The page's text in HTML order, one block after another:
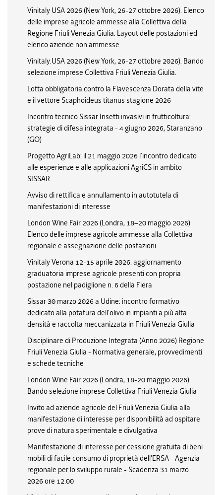
Vinitaly USA 2026 (New York, 26-27 ottobre 2026). Elenco
delle imprese agricole ammesse alla Collettiva della
Regione Friuli Venezia Giulia. Layout delle postazioni ed
elenco aziende non ammesse.
Vinitaly.USA 2026 (New York, 26-27 ottobre 2026). Bando
selezione imprese Collettiva Friuli Venezia Giulia.
Lotta obbligatoria contro la Flavescenza Dorata della vite
e il vettore Scaphoideus titanus stagione 2026
Incontro tecnico Sissar Insetti invasivi in frutticoltura:
strategie di difesa integrata - 4 giugno 2026, Staranzano
(GO)
Progetto AgriLab: il 21 maggio 2026 l’incontro dedicato
alle esperienze e alle applicazioni AgriCS in ambito
SISSAR
Avviso di rettifica e annullamento in autotutela di
manifestazioni di interesse
London Wine Fair 2026 (Londra, 18–20 maggio 2026)
Elenco delle imprese agricole ammesse alla Collettiva
regionale e assegnazione delle postazioni
Vinitaly Verona 12-15 aprile 2026: aggiornamento
graduatoria imprese agricole presenti con propria
postazione nel padiglione n. 6 della Fiera
Sissar 30 marzo 2026 a Udine: incontro formativo
dedicato alla potatura dell’olivo in impianti a più alta
densità e raccolta meccanizzata in Friuli Venezia Giulia
Disciplinare di Produzione Integrata (Anno 2026) Regione
Friuli Venezia Giulia - Normativa generale, provvedimenti
e schede tecniche
London Wine Fair 2026 (Londra, 18-20 maggio 2026).
Bando selezione imprese Collettiva Friuli Venezia Giulia
Invito ad aziende agricole del Friuli Venezia Giulia alla
manifestazione di interesse per disponibilità ad ospitare
prove di natura sperimentale e divulgativa
Manifestazione di interesse per cessione gratuita di beni
mobili di facile consumo di proprietà dell'ERSA - Agenzia
regionale per lo sviluppo rurale - Scadenza 31 marzo
2026 ore 12.00